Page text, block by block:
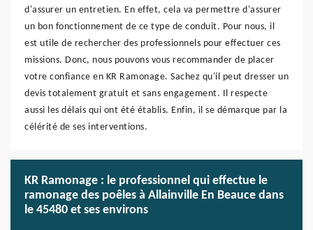
d'assurer un entretien. En effet, cela va permettre d'assurer
un bon fonctionnement de ce type de conduit. Pour nous, il
est utile de rechercher des professionnels pour effectuer ces
missions. Donc, nous pouvons vous recommander de placer
votre confiance en KR Ramonage. Sachez qu'il peut dresser un
devis totalement gratuit et sans engagement. Il respecte
aussi les délais qui ont été établis. Enfin, il se démarque par la
célérité de ses interventions.
KR Ramonage : le professionnel qui effectue le
ramonage des poêles à Allainville En Beauce dans
le 45480 et ses environs